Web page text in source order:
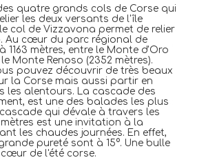
quatre grands cols de Corse qui
les deux versants de l'île
col de Vizzavona permet de relier
Au cœur du parc régional de
1163 mètres, entre le Monte d'Oro
Monte Renoso (2352 mètres).
pouvez découvrir de très beaux
la Corse mais aussi partir en
les alentours. La cascade des
est une des balades les plus
qui dévale à travers les
est une invitation à la
les chaudes journées. En effet,
pureté sont à 15°. Une bulle
de l'été corse.